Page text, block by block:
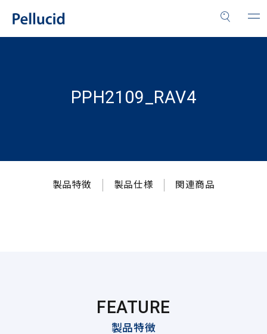
PPH2109_RAV4
製品特徴 製品仕様 関連商品
FEATURE
製品特徴